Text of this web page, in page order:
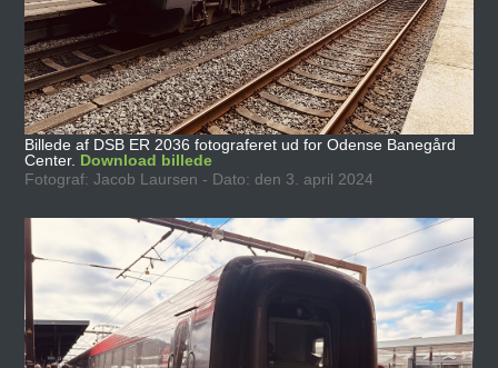
Billede af DSB ER 2036 fotograferet ud for Odense Banegård
Center. Download billede
Fotograf: Jacob Laursen - Dato: den 3. april 2024